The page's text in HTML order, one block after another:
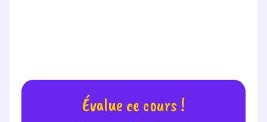
Évalue ce cours !
Testez gratuitement
pendant 24h notre